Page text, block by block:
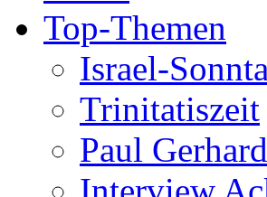
Top-Themen
Israel-
Trinitatiszeit
Paul